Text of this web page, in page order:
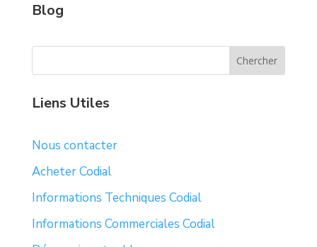
Blog
Liens Utiles
Nous contacter
Acheter Codial
Informations Techniques Codial
Informations Commerciales Codial